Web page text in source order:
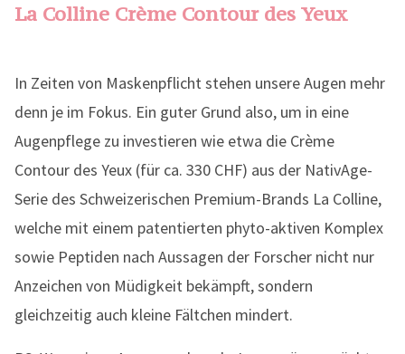
La Colline Crème Contour des Yeux
In Zeiten von Maskenpflicht stehen unsere Augen mehr
denn je im Fokus. Ein guter Grund also, um in eine
Augenpflege zu investieren wie etwa die Crème
Contour des Yeux (für ca. 330 CHF) aus der NativAge-
Serie des Schweizerischen Premium-Brands La Colline,
welche mit einem patentierten phyto-aktiven Komplex
sowie Peptiden nach Aussagen der Forscher nicht nur
Anzeichen von Müdigkeit bekämpft, sondern
gleichzeitig auch kleine Fältchen mindert.